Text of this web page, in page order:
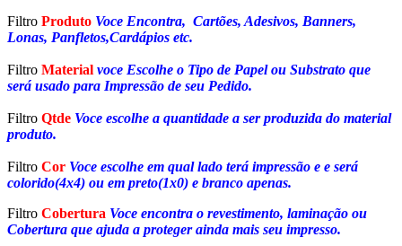
Filtro Produto Voce Encontra, Cartões, Adesivos, Banners,
Lonas, Panfletos,Cardápios etc.
Filtro Material voce Escolhe o Tipo de Papel ou Substrato que
será usado para Impressão de seu Pedido.
Filtro Qtde Voce escolhe a quantidade a ser produzida do material
produto.
Filtro Cor Voce escolhe em qual lado terá impressão e e será
colorido(4x4) ou em preto(1x0) e branco apenas.
Filtro Cobertura Voce encontra o revestimento, laminação ou
Cobertura que ajuda a proteger ainda mais seu impresso.